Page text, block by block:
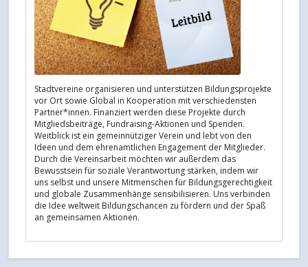
Stadtvereine organisieren und unterstützen Bildungsprojekte
vor Ort sowie Global in Kooperation mit verschiedensten
Partner*innen. Finanziert werden diese Projekte durch
Mitgliedsbeiträge, Fundraising-Aktionen und Spenden.
Weitblick ist ein gemeinnütziger Verein und lebt von den
Ideen und dem ehrenamtlichen Engagement der Mitglieder.
Durch die Vereinsarbeit möchten wir außerdem das
Bewusstsein für soziale Verantwortung stärken, indem wir
uns selbst und unsere Mitmenschen für Bildungsgerechtigkeit
und globale Zusammenhänge sensibilisieren. Uns verbinden
die Idee weltweit Bildungschancen zu fördern und der Spaß
an gemeinsamen Aktionen.